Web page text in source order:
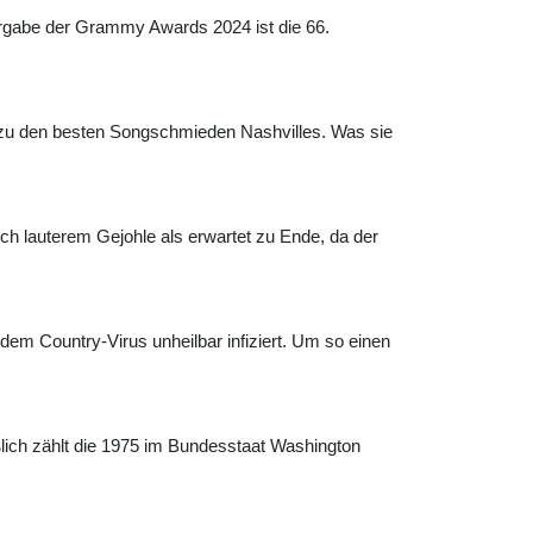
der Grammy Awards 2024 ist die 66.
den besten Songschmieden Nashvilles. Was sie
lauterem Gejohle als erwartet zu Ende, da der
Country-Virus unheilbar infiziert. Um so einen
zählt die 1975 im Bundesstaat Washington